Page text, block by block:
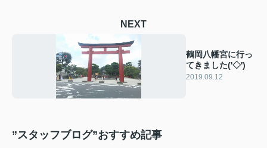
NEXT
鶴岡八幡宮に行っ
てきました('◇')ゞ
2019.09.12
”スタッフブログ”おすすめ記事